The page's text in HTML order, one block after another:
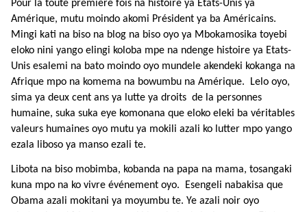
Pour la toute première fois na histoire ya Etats-Unis ya
Amérique, mutu moindo akomi Président ya ba Américains.
Mingi kati na biso na blog na biso oyo ya Mbokamosika toyebi
eloko nini yango elingi koloba mpe na ndenge histoire ya Etats-
Unis esalemi na bato moindo oyo mundele akendeki kokanga na
Afrique mpo na komema na bowumbu na Amérique. Lelo oyo,
sima ya deux cent ans ya lutte ya droits de la personnes
humaine, suka suka eye komonana que eloko eleki ba véritables
valeurs humaines oyo mutu ya mokili azali ko lutter mpo yango
ezala liboso ya manso ezali te.
Libota na biso mobimba, kobanda na papa na mama, tosangaki
kuna mpo na ko vivre événement oyo. Esengeli nabakisa que
Obama azali mokitani ya moyumbu te. Ye azali noir oyo